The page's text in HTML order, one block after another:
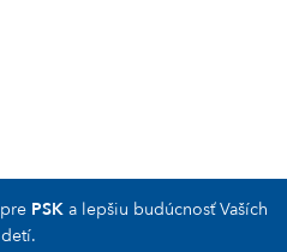
pre PSKa lepšiu budúcnosť Vaších
detí.